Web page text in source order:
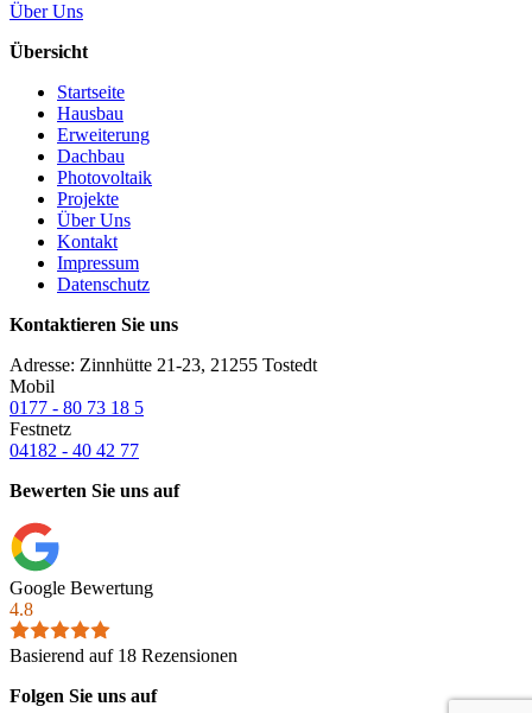
Über Uns
Übersicht
Startseite
Hausbau
Erweiterung
Dachbau
Photovoltaik
Projekte
Über Uns
Kontakt
Impressum
Datenschutz
Kontaktieren Sie uns
Adresse: Zinnhütte 21-23, 21255 Tostedt
Mobil
0177 - 80 73 18 5
Festnetz
04182 - 40 42 77
Bewerten Sie uns auf
Google Bewertung
4.8
Basierend auf 18 Rezensionen
Folgen Sie uns auf